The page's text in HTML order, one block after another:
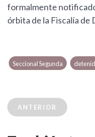
formalmente
órbita de la Fiscalía
Seccional Segunda
ANTERIOR